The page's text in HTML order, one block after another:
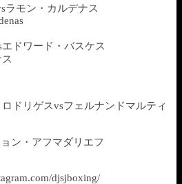
モン・カルデナス
ドワード・バスケス
ドリゲスvsフェルナンドマルティ
ン・アフマダリエフ
djsjboxing/